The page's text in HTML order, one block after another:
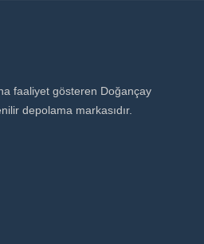
faaliyet gösteren Doğançay
depolama markasıdır.